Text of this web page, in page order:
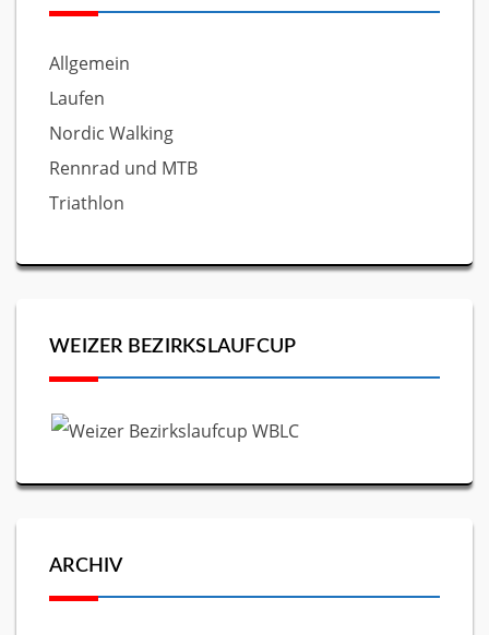
Allgemein
Laufen
Nordic Walking
Rennrad und MTB
Triathlon
WEIZER BEZIRKSLAUFCUP
ARCHIV